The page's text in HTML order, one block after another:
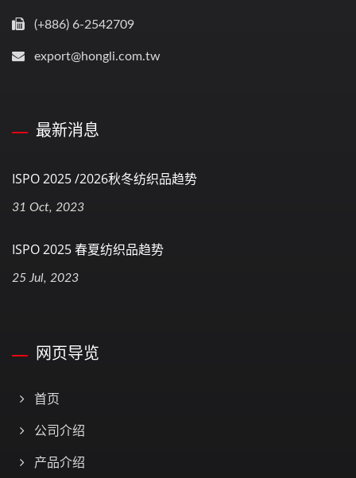
(+886) 6-2542709
export@hongli.com.tw
最新消息
ISPO 2025 /2026秋冬纺织品趋势
31 Oct, 2023
ISPO 2025 春夏纺织品趋势
25 Jul, 2023
网页导览
首页
公司介绍
产品介绍